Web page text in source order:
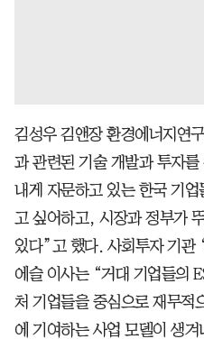
김성우 김앤장 환경에너지연
과 관련된 기술 개발과 투자를
내게 자문하고 있는 한국 기
고 싶어하고, 시장과 정부가
있다”고 했다. 사회투자 기관
에슬 이사는 “거대 기업들의
처 기업들을 중심으로 재무적
에 기여하는 사업 모델이 생겨